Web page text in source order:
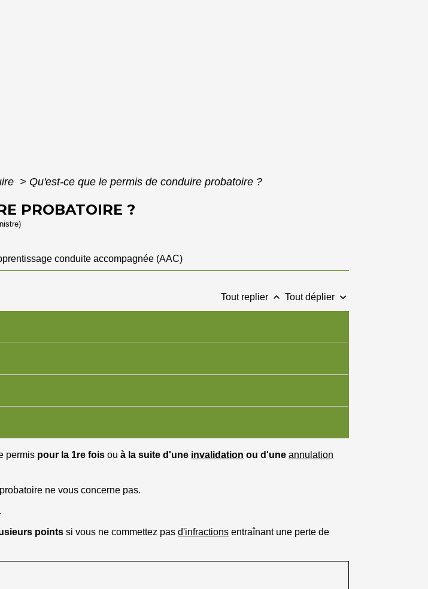
> Qu'est-ce que le permis de conduire probatoire ?
PROBATOIRE ?
conduite accompagnée (AAC)
Tout replier keyboard_arrow_up Tout déplier keyboard_arrow_down
permis pour la 1re fois ou à la suite d'une invalidation ou d'une annulation
ne vous concerne pas.
points si vous ne commettez pas d'infractions entraînant une perte de